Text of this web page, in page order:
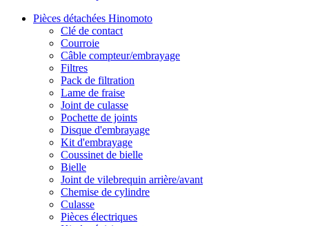
Pièces détachées Hinomoto
Clé de contact
Courroie
Câble compteur/embrayage
Filtres
Pack de filtration
Lame de fraise
Joint de culasse
Pochette de joints
Disque d'embrayage
Kit d'embrayage
Coussinet de bielle
Bielle
Joint de vilebrequin arrière/avant
Chemise de cylindre
Culasse
Pièces électriques